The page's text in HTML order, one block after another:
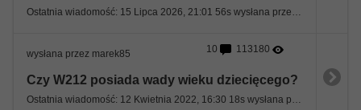
wysłana przez marek85 10 113180
Czy W212 posiada wady wieku dziecięcego?
Ostatnia wiadomość: 12 Kwietnia 2022, 16:30 18s wysłana przez Andrzej